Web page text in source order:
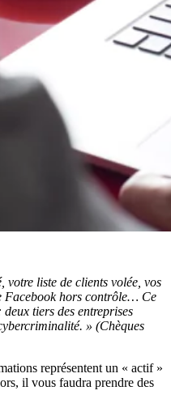
votre liste de clients volée, vos
Facebook hors contrôle… Ce
tiers des entreprises
» (Chèques
représentent un « actif »
il vous faudra prendre des